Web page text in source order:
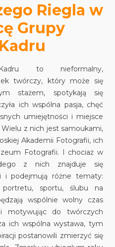
Riegla w
Grupy
to nieformalny,
twórczy, który może się
stażem, spotykają się
ich wspólna pasja, chęć
umiejętności i miejsce
z nich jest samoukami,
Akademii Fotografii, ich
Fotografii. I chociaż w
z nich znajduje się
i podejmują różne tematy:
sportu, ślubu na
wspólnie wolny czas
motywując do twórczych
ich wspólna wystawa, tym
postanowili zmierzyć się